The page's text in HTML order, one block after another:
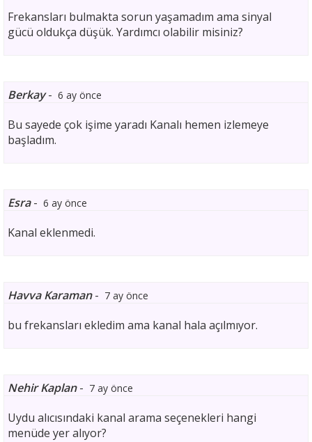
Frekansları bulmakta sorun yaşamadım ama sinyal
gücü oldukça düşük. Yardımcı olabilir misiniz?
Berkay- 6 ay önce
Bu sayede çok işime yaradı Kanalı hemen izlemeye
başladım.
Esra- 6 ay önce
Kanal eklenmedi.
Havva Karaman- 7 ay önce
bu frekansları ekledim ama kanal hala açılmıyor.
Nehir Kaplan- 7 ay önce
Uydu alıcısındaki kanal arama seçenekleri hangi
menüde yer alıyor?